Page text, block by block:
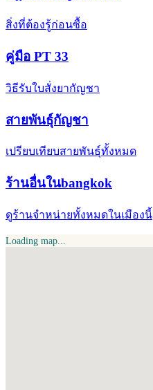
สิ่งที่ต้องรู้ก่อนซื้อ
คู่มือ PT 33
วิธีรับใบสั่งยากัญชา
สายพันธุ์กัญชา
เปรียบเทียบสายพันธุ์ทั้งหมด
ร้านอื่นในbangkok
ดูร้านจำหน่ายทั้งหมดในเมืองนี้
Loading map...